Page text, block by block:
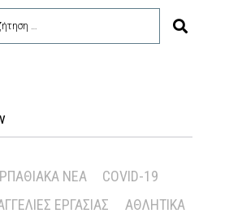
ΝΈΑ
COVID-19
ΕΡΓΑΣΊΑΣ
ΑΘΛΗΤΙΚΆ